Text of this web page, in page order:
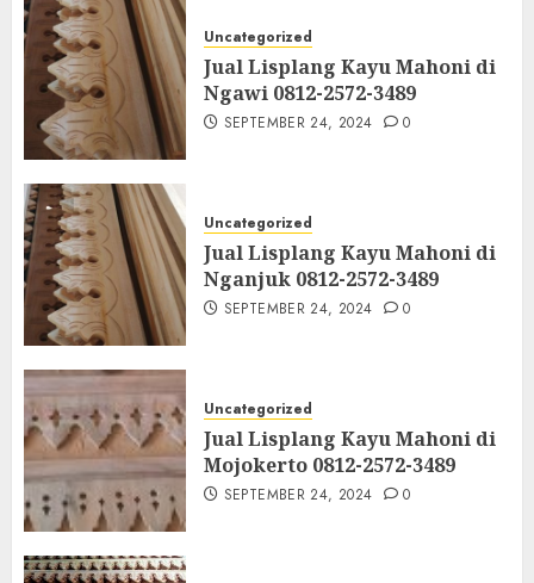
Uncategorized
Jual Lisplang Kayu Mahoni di
Ngawi 0812-2572-3489
SEPTEMBER 24, 2024 0
Uncategorized
Jual Lisplang Kayu Mahoni di
Nganjuk 0812-2572-3489
SEPTEMBER 24, 2024 0
Uncategorized
Jual Lisplang Kayu Mahoni di
Mojokerto 0812-2572-3489
SEPTEMBER 24, 2024 0